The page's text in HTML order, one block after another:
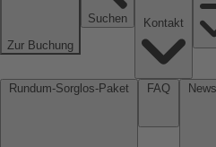
Zur Buchung
Suchen